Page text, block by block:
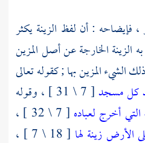
، فإيضاحه : أن لفظ الزينة يكثر
الزينة الخارجة عن أصل المزين
الشيء المزين بها ; كقوله تعالى
كل مسجد
[ 7 \ 31 ] ، وقوله
أخرج لعباده
[ 7 \ 32 ] ،
الأرض زينة لها
[ 18 \ 7 ] ،